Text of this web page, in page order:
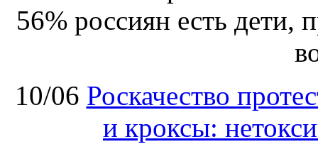
56% россиян есть дети,
10/06 Роскачество
и кроксы: